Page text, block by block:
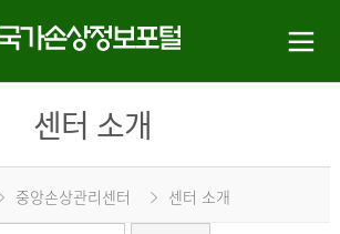
센터 소개
중앙손상관리센터 센터 소개